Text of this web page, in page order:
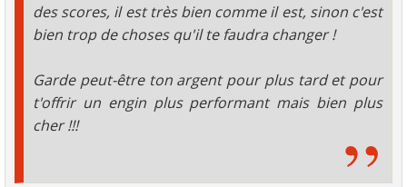
des scores, il est très bien comme il est, sinon c'est
bien trop de choses qu'il te faudra changer !
Garde peut-être ton argent pour plus tard et pour
t'offrir un engin plus performant mais bien plus
cher !!!